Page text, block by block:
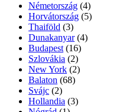
Németország (4)
Horvátország (5)
Thaiföld (3)
Dunakanyar (4)
Budapest (16)
Szlovákia (2)
New York (2)
Balaton (68)
Svájc (2)
Hollandia (3)